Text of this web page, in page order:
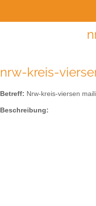
nrw-kreis-
Betreff: Nrw-kreis-viersen
Beschreibung: